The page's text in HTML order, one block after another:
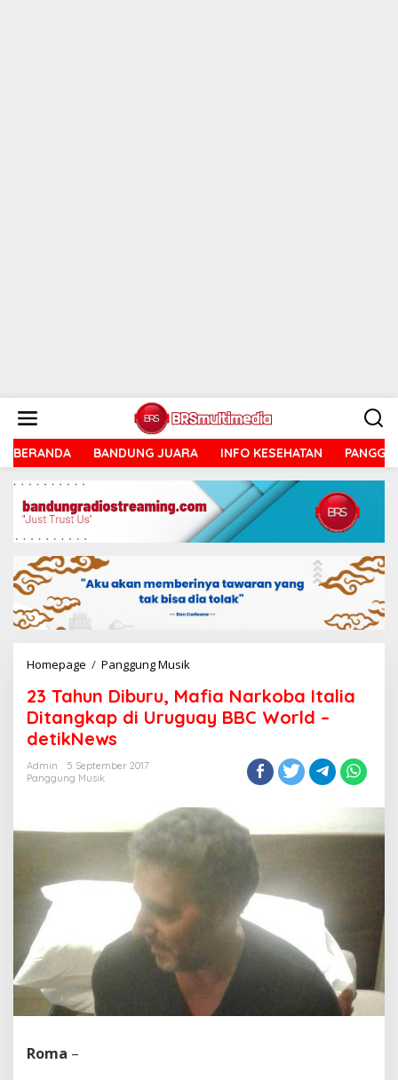
konten
BERANDA BANDUNG JUARA INFO KESEHATAN
Homepage / Panggung Musik
Diburu,
Mafia
Narkoba
BBC
World
-
detikNews
23 Tahun Diburu, Mafia Narkoba Italia
Ditangkap di Uruguay BBC World –
detikNews
Admin
5 September 2017
Panggung Musik
Roma –